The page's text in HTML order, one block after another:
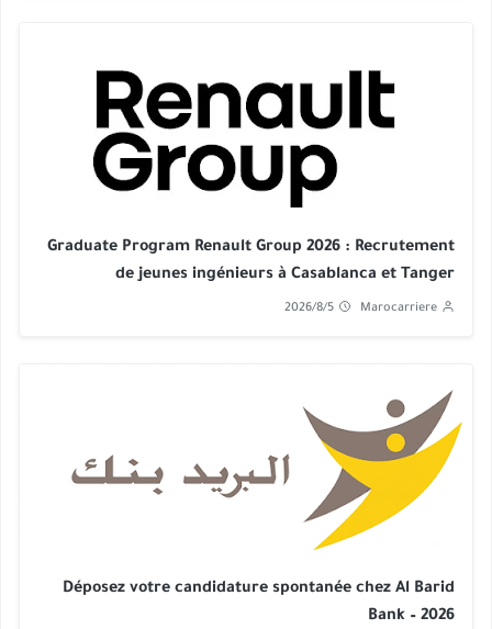
Graduate Program Renault Group 2026 : Recrutement
de jeunes ingénieurs à Casablanca et Tanger
Marocarriere
2026/8/5
Déposez votre candidature spontanée chez Al Barid
Bank – 2026